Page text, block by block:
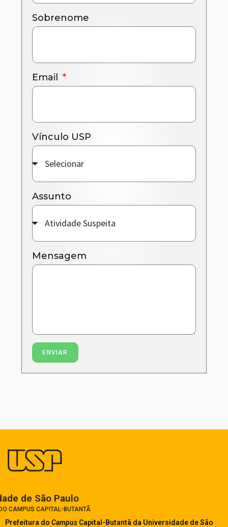
Sobrenome
Email
Vínculo USP
Assunto
Mensagem
ENVIAR
de São Paulo​
CAMPUS CAPITAL-BUTANTÃ
Prefeitura do Campus Capital-Butantã da Universidade de São